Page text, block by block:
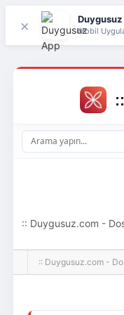
× Duygusuz
Mobil
:: Duygusuz.com -
hoş geldin
:: Duygusuz.com -